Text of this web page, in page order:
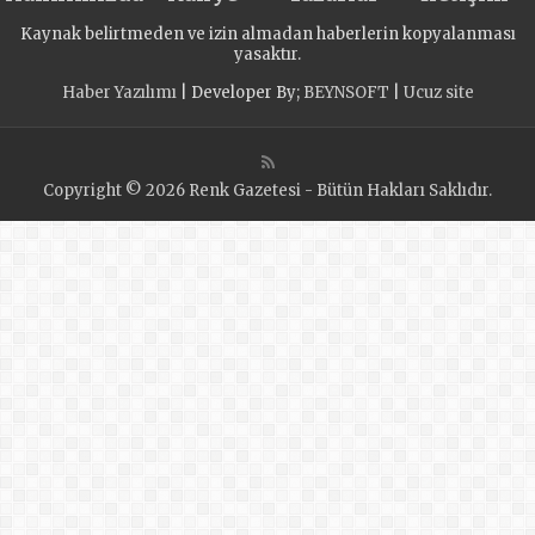
Народной
программе партии
появится
ультрасовременный
Kaynak belirtmeden ve izin almadan haberlerin kopyalanması
yasaktır.
Haber Yazılımı| Developer By; BEYNSOFT Ucuz site
Copyright © 2026 Renk Gazetesi - Bütün Hakları Saklıdır.